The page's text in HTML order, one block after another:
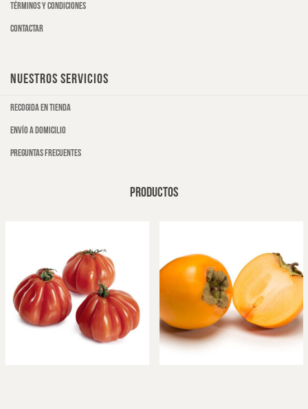
Términos y condiciones
Contactar
NUESTROS SERVICIOS
Recogida en tienda
Envío a domicilio
Preguntas frecuentes
PRODUCTOS